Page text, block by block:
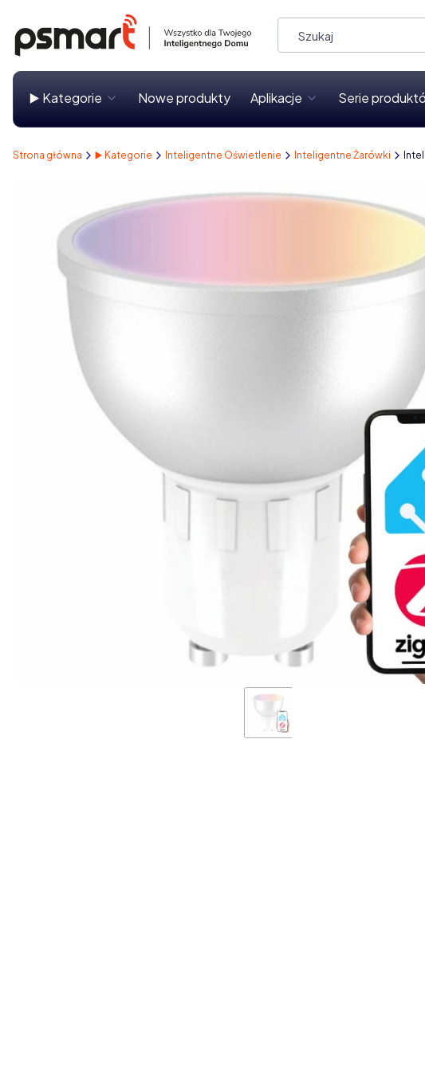
▶️ Kategorie Nowe produkty Aplikacje Serie
Strona główna ▶️ Kategorie Inteligentne Oświetlenie Inteligentne Żarówki